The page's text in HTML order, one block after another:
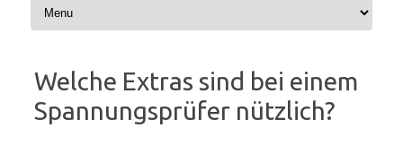
Welche Extras sind bei einem
Spannungsprüfer nützlich?